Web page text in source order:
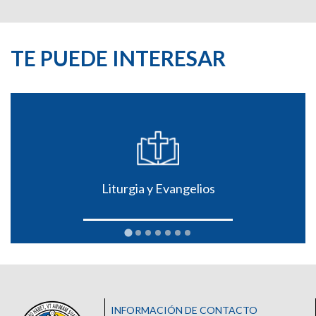
TE PUEDE INTERESAR
Liturgia y Evangelios
INFORMACIÓN DE CONTACTO